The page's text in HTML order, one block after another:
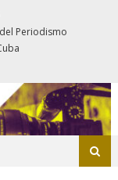
Periodismo